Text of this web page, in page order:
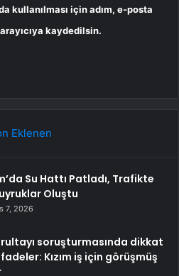
kullanılması için adım, e-posta
kaydedilsin.
Eklenen
Su Hattı Patladı, Trafikte
Oluştu
7, 2026
soruşturmasında dikkat
Kızım iş için görüşmüş